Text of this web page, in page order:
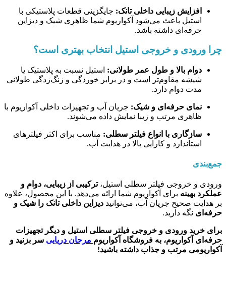
افزایش زیبایی داخلی تانک: جایگزینی قطعات پلاستیکی با
استیل باعث می‌شود آکواریوم شما ظاهری شیک و دیزاین
حرفه‌ای داشته باشد.
چرا ورودی و خروجی استیل انتخاب بهتری است؟
دوام بالا و طول عمر طولانی: استیل نسبت به پلاستیک یا
شیشه مقاوم‌تر است و در برابر خوردگی و زنگ‌زدگی طولانی
مدت دوام دارد.
نمای حرفه‌ای و شیک: جریان آب و تجهیزات داخلی آکواریوم با
ظاهری مرتب و زیبا نمایش داده می‌شوند.
سازگاری با انواع فیلتر سطلی: مناسب برای اکثر فیلترهای
استاندارد و کارایی بالا در هدایت آب.
جمع‌بندی
ورودی و خروجی فیلتر سطلی استیل،ترکیبی از زیبایی، دوام و
عملکرد بهینه برای آکواریوم شما ارائه می‌دهد. با این محصول، علاوه
بر هدایت صحیح جریان آب، می‌توانید دیزاین داخلی تانک را شیک و
حرفه‌ای نگه دارید.
برای خرید ورودی و خروجی فیلتر سطلی استیل و دیگر تجهیزات
حرفه‌ای آکواریوم، به فروشگاه آکواریوم مرجان دریایی سر بزنید و
آکواریومی مرتب و جذاب داشته باشید!